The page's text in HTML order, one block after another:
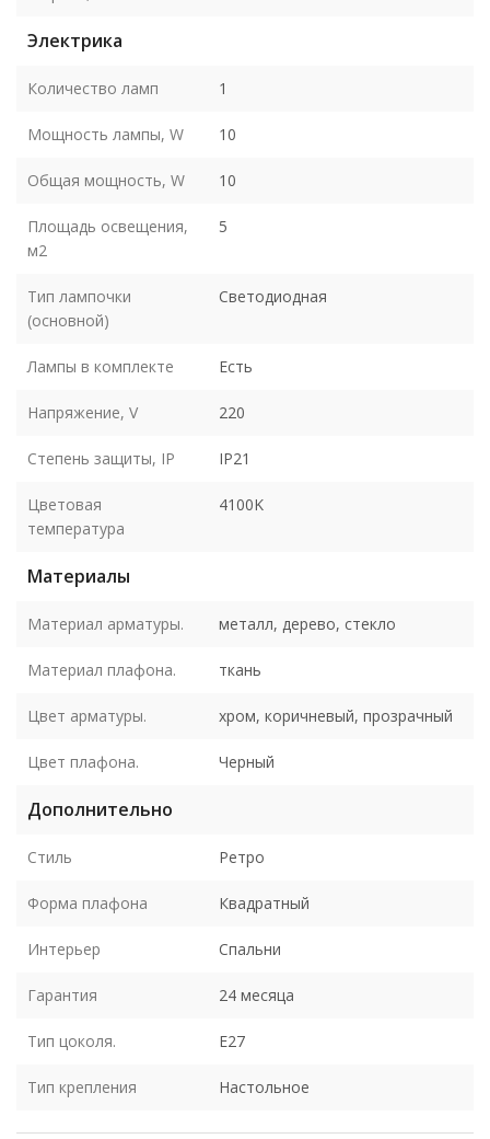
Электрика
Количество ламп 1
Мощность лампы, W 10
Общая мощность, W 10
Площадь освещения,
м2
5
Тип лампочки
(основной)
Светодиодная
Лампы в комплекте Есть
Напряжение, V 220
Степень защиты, IP IP21
Цветовая
температура
4100K
Материалы
Материал арматуры. металл, дерево, стекло
Материал плафона. ткань
Цвет арматуры. хром, коричневый, прозрачный
Цвет плафона. Черный
Дополнительно
Стиль Ретро
Форма плафона Квадратный
Интерьер Спальни
Гарантия 24 месяца
Тип цоколя. E27
Тип крепления Настольное